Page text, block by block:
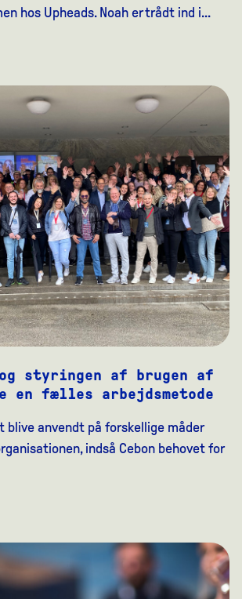
hos Upheads. Noah er trådt ind i...
styringen af brugen af
en fælles arbejdsmetode
blive anvendt på forskellige måder
indså Cebon behovet for